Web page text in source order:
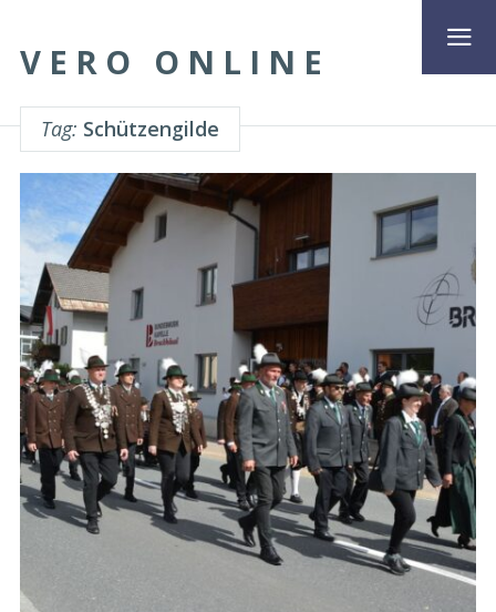
VERO ONLINE
Tag: Schützengilde